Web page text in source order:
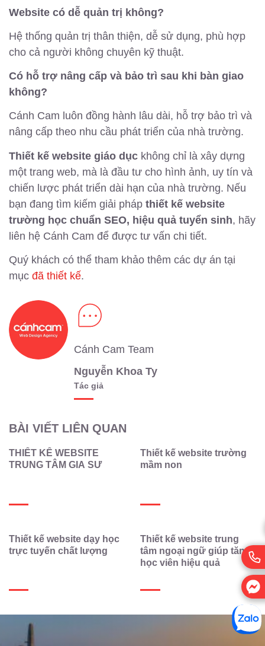
Website có dễ quản trị không?
Hệ thống quản trị thân thiện, dễ sử dụng, phù hợp
cho cả người không chuyên kỹ thuật.
Có hỗ trợ nâng cấp và bảo trì sau khi bàn giao
không?
Cánh Cam luôn đồng hành lâu dài, hỗ trợ bảo trì và
nâng cấp theo nhu cầu phát triển của nhà trường.
Thiết kế website giáo dục không chỉ là xây dựng
một trang web, mà là đầu tư cho hình ảnh, uy tín và
chiến lược phát triển dài hạn của nhà trường. Nếu
bạn đang tìm kiếm giải pháp thiết kế website
trường học chuẩn SEO, hiệu quả tuyển sinh, hãy
liên hệ Cánh Cam để được tư vấn chi tiết.
Quý khách có thể tham khảo thêm các dự án tại
mục đã thiết kế.
Cánh Cam Team
Nguyễn Khoa Ty
Tác giả
BÀI VIẾT LIÊN QUAN
THIẾT KẾ WEBSITE
TRUNG TÂM GIA SƯ
Thiết kế website trường
mầm non
Thiết kế website dạy học
trực tuyến chất lượng
Thiết kế website trung
tâm ngoại ngữ giúp tăng
học viên hiệu quả